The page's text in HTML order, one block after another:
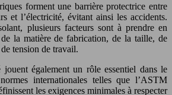
forment une barrière protectrice entre
et l’électricité, évitant ainsi les accidents.
plusieurs facteurs sont à prendre en
la matière de fabrication, de la taille, de
tension de travail.
jouent également un rôle essentiel dans le
internationales telles que l’ASTM
les exigences minimales à respecter